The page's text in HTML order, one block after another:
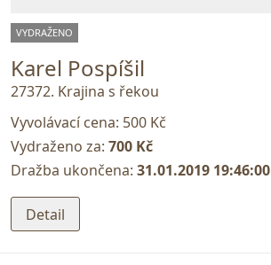
VYDRAŽENO
Karel Pospíšil
27372. Krajina s řekou
Vyvolávací cena: 500 Kč
Vydraženo za: 700 Kč
Dražba ukončena: 31.01.2019 19:46:00
Detail